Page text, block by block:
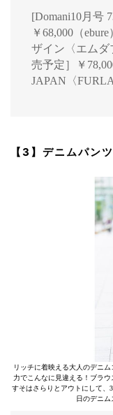
[Domani10月号
￥68,000（
ザイン〈エムダ
売予定］￥
JAPAN〈FURLA
【3】デニムパン
リッチに着映える大人のデニ
力でこんなに見違える！ブラ
すそはさらりとアウトにして、
日のデニム